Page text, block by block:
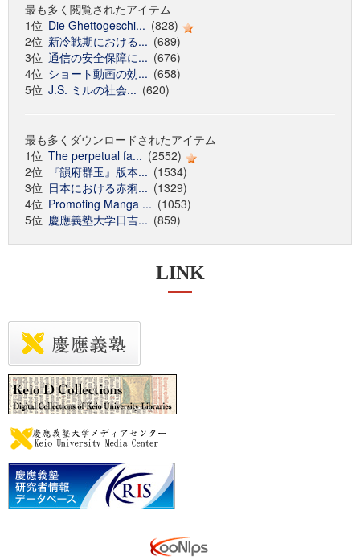
最も多く閲覧されたアイテム
1位 Die Ghettogeschi... (828)
2位 新冷戦期における... (689)
3位 通信の安全保障に... (676)
4位 ショート動画の効... (658)
5位 J.S. ミルの社会... (620)
最も多くダウンロードされたアイテム
1位 The perpetual fa... (2552)
2位
『韻府群玉』版本... (1534)
3位 日本における赤痢... (1329)
4位 Promoting Manga ... (1053)
5位 慶應義塾大学日吉... (859)
LINK